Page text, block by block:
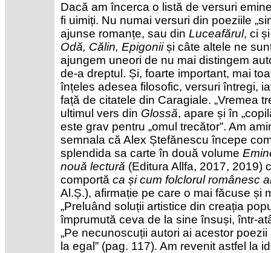
Dacă am încerca o listă de versuri
fi uimiți. Nu numai versuri din poeziile
ajunse romanțe, sau din Luceafărul, ci
Odă, Călin, Epigoniiși câte altele ne
ajungem uneori de nu mai distingem
de-a dreptul. Și, foarte important, mai
înțeles adesea filosofic, versuri întregi,
față de citatele din Caragiale. „Vremea
ultimul vers din Glossă, apare și în
este grav pentru „omul trecător”. Am
semnala că Alex Ștefănescu începe
splendida sa carte în două volume
nouă lectură (Editura Allfa, 2017, 2019)
comportă ca și cum folclorul românesc
Al.Ș.), afirmație pe care o mai făcuse și
„Preluând soluții artistice din creația
împrumută ceva de la sine însuși, într-
„Pe necunoscuții autori ai acestor
la egal” (pag. 117). Am revenit astfel la